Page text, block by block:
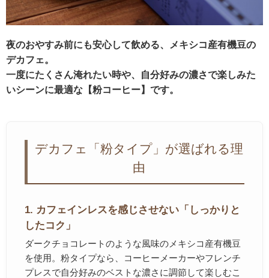
夜のおやすみ前にも安心して飲める、メキシコ産有機豆の
デカフェ。
一度にたくさん淹れたい時や、自分好みの濃さで楽しみた
いシーンに最適な【粉コーヒー】です。
デカフェ「粉タイプ」が選ばれる理
由
1. カフェインレスを感じさせない「しっかりと
したコク」
ダークチョコレートのような風味のメキシコ産有機豆
を使用。粉タイプなら、コーヒーメーカーやフレンチ
プレスで自分好みのベストな濃さに調節して楽しむこ